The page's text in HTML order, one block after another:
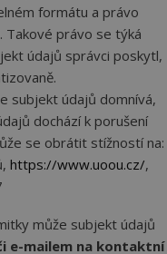
formátu a právo
právo se týká
údajů správci poskytl,
subjekt údajů domnívá,
dochází k porušení
se obrátit stížností na:
https://www.uoou.cz/,
může subjekt údajů
e-mailem na kontaktní
LLC
5 měsíců 4
týdny
za
Inc.
Zavřením
prohlížeče